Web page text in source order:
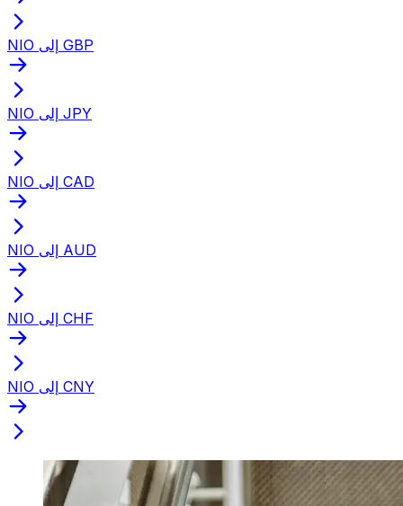
NIO إلى GBP
NIO إلى JPY
NIO إلى CAD
NIO إلى AUD
NIO إلى CHF
NIO إلى CNY